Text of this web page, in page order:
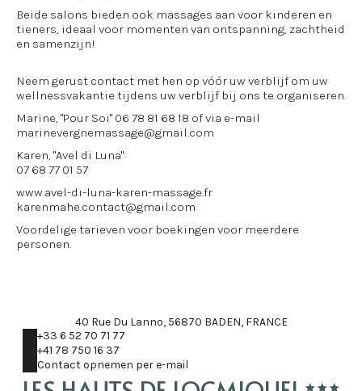
Beide salons bieden ook massages aan voor kinderen en
tieners, ideaal voor momenten van ontspanning, zachtheid
en samenzijn!
Neem gerust contact met hen op vóór uw verblijf om uw
wellnessvakantie tijdens uw verblijf bij ons te organiseren.
Marine, "Pour Soi" 06 78 81 68 18 of via e-mail
marinevergnemassage@gmail.com
Karen, "Avel di Luna":
07 68 77 01 57
www.avel-di-luna-karen-massage.fr
karenmahe.contact@gmail.com
Voordelige tarieven voor boekingen voor meerdere
personen.
40 Rue Du Lanno, 56870 BADEN, FRANCE
+33 6 52 70 71 77
+41 78 750 16 37
Contact opnemen per e-mail